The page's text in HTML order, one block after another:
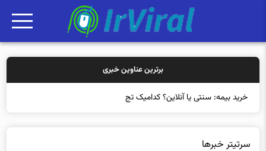
برترین عناوین خبری
خرید بیمه: سنتی یا آنلاین؟ کدامیک تجربه بهتری
سرتیتر خبرها